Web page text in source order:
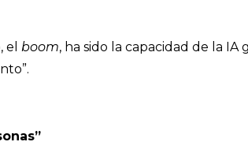
el boom, ha sido la capacidad de la IA